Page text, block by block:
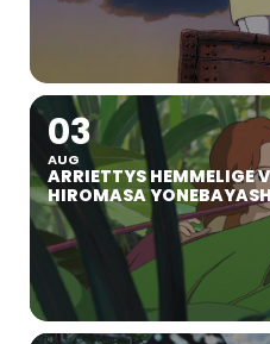
03
AUG
ARRIETTYS HEMMELIGE
HIROMASA